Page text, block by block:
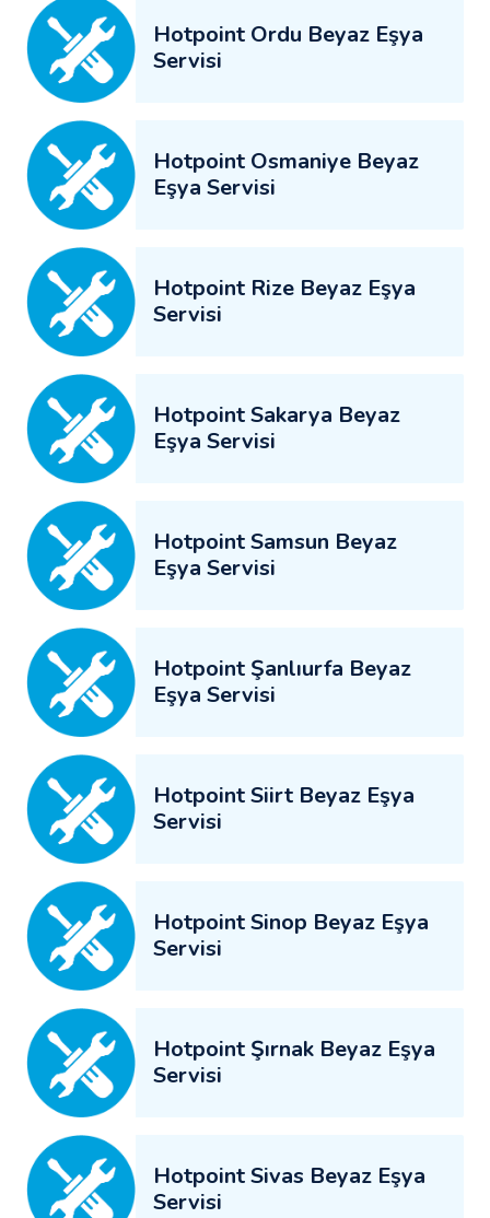
Hotpoint Ordu Beyaz Eşya
Servisi
Hotpoint Osmaniye Beyaz
Eşya Servisi
Hotpoint Rize Beyaz Eşya
Servisi
Hotpoint Sakarya Beyaz
Eşya Servisi
Hotpoint Samsun Beyaz
Eşya Servisi
Hotpoint Şanlıurfa Beyaz
Eşya Servisi
Hotpoint Siirt Beyaz Eşya
Servisi
Hotpoint Sinop Beyaz Eşya
Servisi
Hotpoint Şırnak Beyaz Eşya
Servisi
Hotpoint Sivas Beyaz Eşya
Servisi